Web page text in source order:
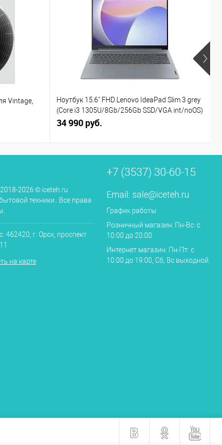
Vintage,
Ноутбук 15.6" FHD Lenovo IdeaPad Slim 3 grey
(Core i3 1305U/8Gb/256Gb SSD/VGA int/noOS)
(82X7004BPS)
34 990 руб.
2026 © iceteh.ru
техники.. Все права
462420, г. Орск, проспект
на карте
+7 (3537) 30-60-15
Email: sale@iceteh.ru
График работы
Розничный магазин: Пн-Вс: с
10:00 до 20:00
Интернет магазин: Пн-Пт: с
10:00 до 19:00, Сб, Вс выходной.